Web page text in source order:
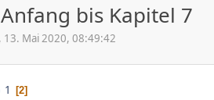
bis Kapitel 7
Mai 2020, 08:49:42
1 2